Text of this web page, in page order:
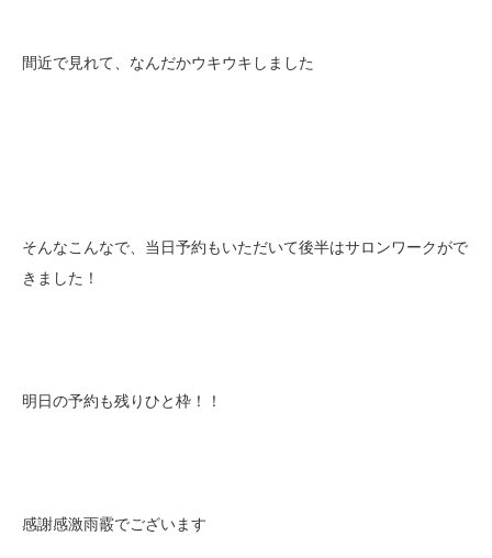
間近で見れて、なんだかウキウキしました
そんなこんなで、当日予約もいただいて後半はサロンワークがで
きました！
明日の予約も残りひと枠！！
感謝感激雨霰でございます